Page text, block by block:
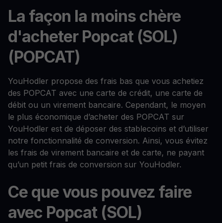
La façon la moins chère
d'acheter Popcat (SOL)
(POPCAT)
YouHodler propose des frais bas que vous achetiez
des POPCAT avec une carte de crédit, une carte de
débit ou un virement bancaire. Cependant, le moyen
le plus économique d’acheter des POPCAT sur
YouHodler est de déposer des stablecoins et d’utiliser
notre fonctionnalité de conversion. Ainsi, vous évitez
les frais de virement bancaire et de carte, ne payant
qu’un petit frais de conversion sur YouHodler.
Ce que vous pouvez faire
avec Popcat (SOL)